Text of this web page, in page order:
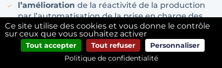
l’amélioration de la réactivité de la production
par l’automatisation de la prise en charge des
demandes clientèle en s’appuyant sur la
digitalisation de la chaîne de production,
l’accélérationde la vente en ligne et l’acquisition
de nouveaux clients sur le marché de
Ce site utilise des cookies et vous donne le contrôle
sur ceux que vous souhaitez activer
Tout accepter Tout refuser
Personnaliser
Politique de confidentialité